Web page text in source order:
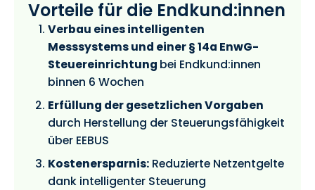
Vorteile für die Endkund:innen
Verbau eines intelligenten
Messsystems und einer § 14a EnwG-
Steuereinrichtung bei Endkund:innen
binnen 6 Wochen
Erfüllung der gesetzlichen Vorgaben
durch Herstellung der Steuerungsfähigkeit
über EEBUS
Kostenersparnis: Reduzierte Netzentgelte
dank intelligenter Steuerung